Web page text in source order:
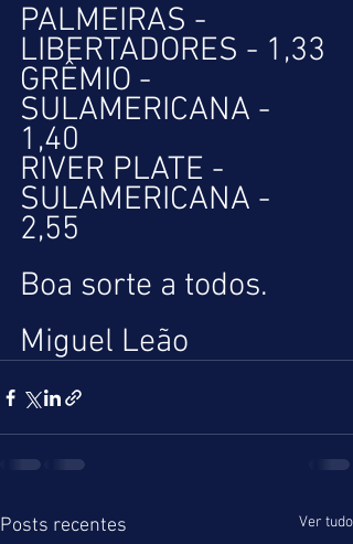
PALMEIRAS -
LIBERTADORES - 1,33
GRÊMIO -
SULAMERICANA -
1,40
RIVER PLATE -
SULAMERICANA -
2,55
Boa sorte a todos.
Miguel Leão
Posts recentes Ver tudo